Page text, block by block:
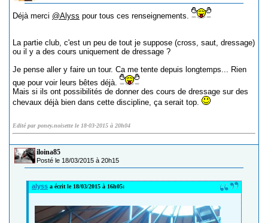
Déjà merci @Alyss pour tous ces renseignements.
La partie club, c'est un peu de tout je suppose (cross, saut, dressage)
ou il y a des cours uniquement de dressage ?
Je pense aller y faire un tour. Ca me tente depuis longtemps... Rien
que pour voir leurs bêtes déjà.
Mais si ils ont possibilités de donner des cours de dressage sur des
chevaux déjà bien dans cette discipline, ça serait top.
Edité par poney.noisette le 18-03-2015 à 20h04
iloina85
Posté le 18/03/2015 à 20h15
alyss a écrit le 18/03/2015 à 16h05: